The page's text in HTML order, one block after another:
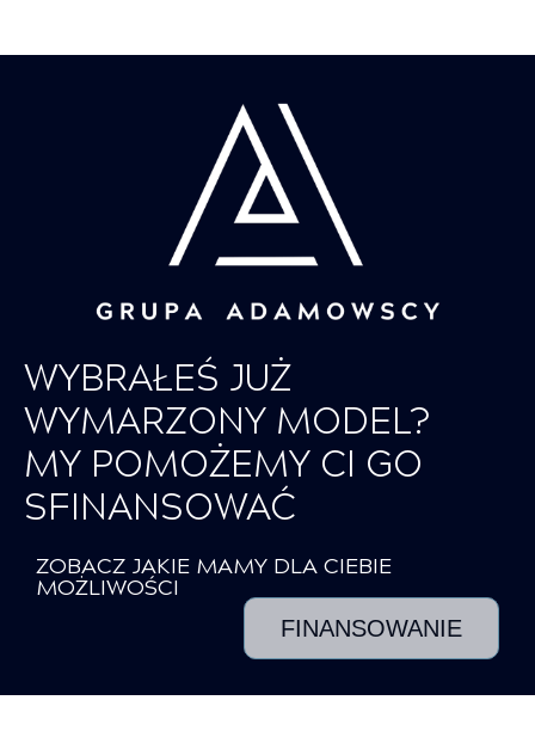
WYBRAŁEŚ JUŻ
WYMARZONY MODEL?
MY POMOŻEMY CI GO
SFINANSOWAĆ
ZOBACZ JAKIE MAMY DLA CIEBIE
MOŻLIWOŚCI
FINANSOWANIE